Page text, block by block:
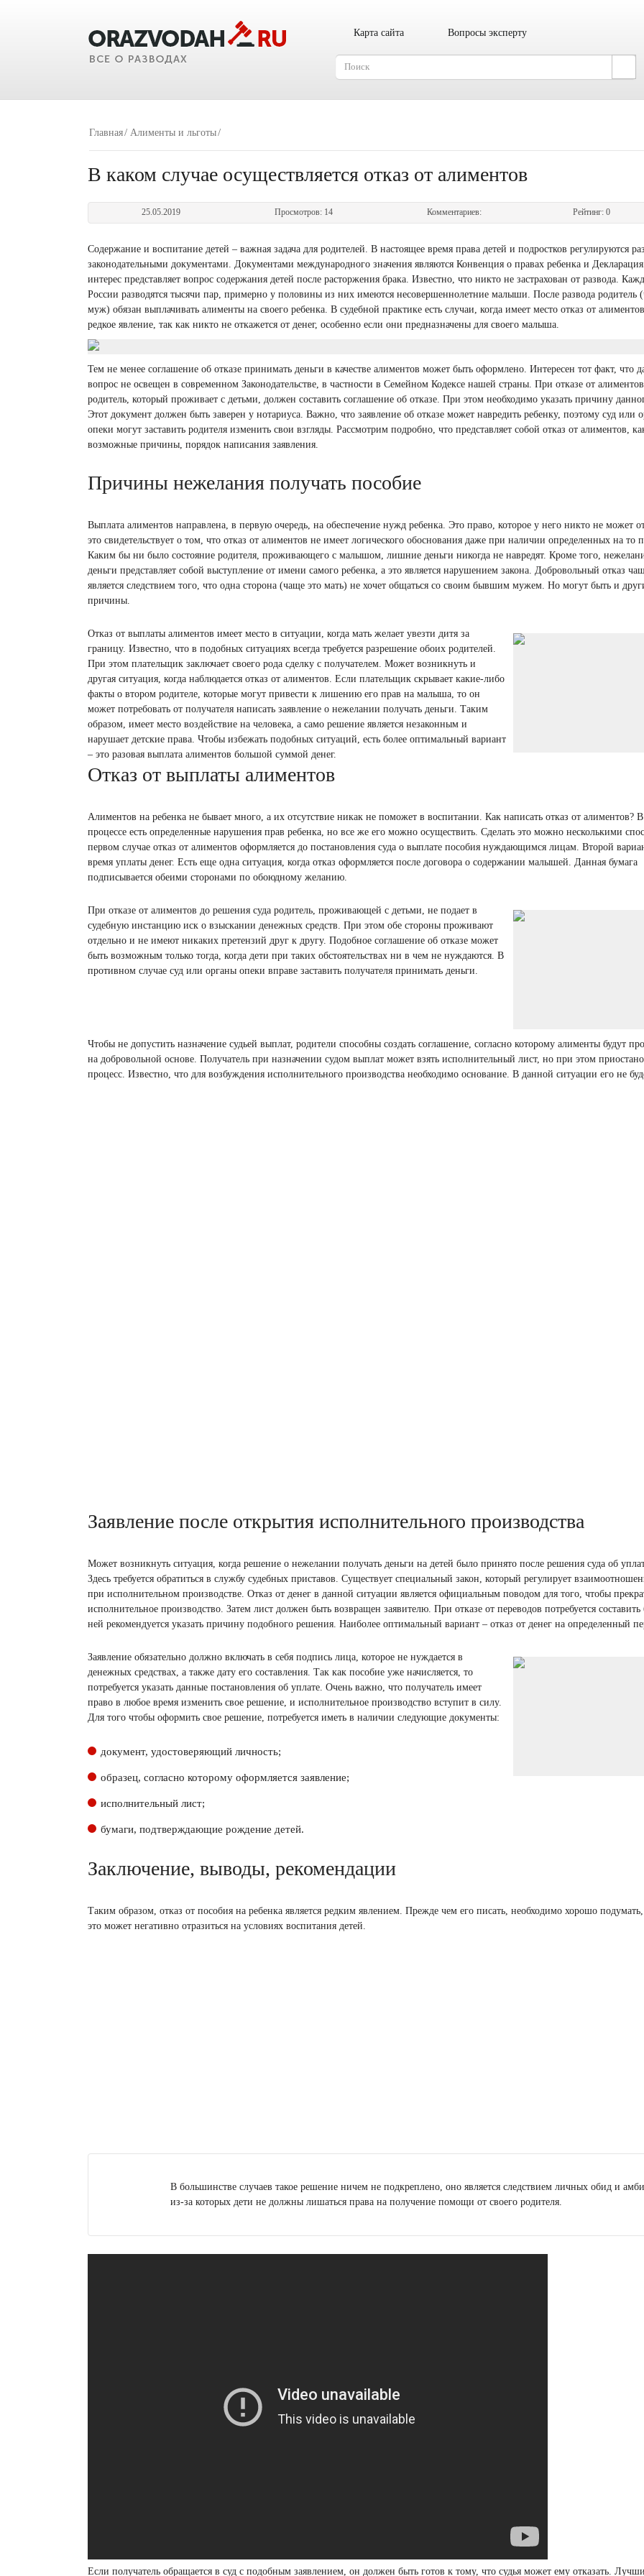
Карта сайта Вопросы эксперту
Главная Алименты и льготы
В каком случае осуществляется отказ от алиментов
25.05.2019 Просмотров: 14 Комментариев: Рейтинг: 0
Содержание и воспитание детей – важная задача для родителей. В настоящее время права детей и подростков регулируются
законодательными документами. Документами международного значения являются Конвенция о правах ребенка и
интерес представляет вопрос содержания детей после расторжения брака. Известно, что никто не застрахован от развода.
России разводятся тысячи пар, примерно у половины из них имеются несовершеннолетние малыши. После развода родитель
муж) обязан выплачивать алименты на своего ребенка. В судебной практике есть случаи, когда имеет место отказ от
редкое явление, так как никто не откажется от денег, особенно если они предназначены для своего малыша.
Тем не менее соглашение об отказе принимать деньги в качестве алиментов может быть оформлено. Интересен тот факт, что
вопрос не освещен в современном Законодательстве, в частности в Семейном Кодексе нашей страны. При отказе от
родитель, который проживает с детьми, должен составить соглашение об отказе. При этом необходимо указать причину
Этот документ должен быть заверен у нотариуса. Важно, что заявление об отказе может навредить ребенку, поэтому суд или
опеки могут заставить родителя изменить свои взгляды. Рассмотрим подробно, что представляет собой отказ от алиментов,
возможные причины, порядок написания заявления.
Причины нежелания получать пособие
Выплата алиментов направлена, в первую очередь, на обеспечение нужд ребенка. Это право, которое у него никто не может
это свидетельствует о том, что отказ от алиментов не имеет логического обоснования даже при наличии определенных на то
Каким бы ни было состояние родителя, проживающего с малышом, лишние деньги никогда не навредят. Кроме того,
деньги представляет собой выступление от имени самого ребенка, а это является нарушением закона. Добровольный отказ
является следствием того, что одна сторона (чаще это мать) не хочет общаться со своим бывшим мужем. Но могут быть и
причины.
Отказ от выплаты алиментов имеет место в ситуации, когда мать желает увезти дитя за
границу. Известно, что в подобных ситуациях всегда требуется разрешение обоих родителей.
При этом плательщик заключает своего рода сделку с получателем. Может возникнуть и
другая ситуация, когда наблюдается отказ от алиментов. Если плательщик скрывает какие-либо
факты о втором родителе, которые могут привести к лишению его прав на малыша, то он
может потребовать от получателя написать заявление о нежелании получать деньги. Таким
образом, имеет место воздействие на человека, а само решение является незаконным и
нарушает детские права. Чтобы избежать подобных ситуаций, есть более оптимальный вариант
– это разовая выплата алиментов большой суммой денег.
Отказ от выплаты алиментов
Алиментов на ребенка не бывает много, а их отсутствие никак не поможет в воспитании. Как написать отказ от алиментов?
процессе есть определенные нарушения прав ребенка, но все же его можно осуществить. Сделать это можно несколькими
первом случае отказ от алиментов оформляется до постановления суда о выплате пособия нуждающимся лицам. Второй
время уплаты денег. Есть еще одна ситуация, когда отказ оформляется после договора о содержании малышей. Данная бумага
подписывается обеими сторонами по обоюдному желанию.
При отказе от алиментов до решения суда родитель, проживающей с детьми, не подает в
судебную инстанцию иск о взыскании денежных средств. При этом обе стороны проживают
отдельно и не имеют никаких претензий друг к другу. Подобное соглашение об отказе может
быть возможным только тогда, когда дети при таких обстоятельствах ни в чем не нуждаются. В
противном случае суд или органы опеки вправе заставить получателя принимать деньги.
Чтобы не допустить назначение судьей выплат, родители способны создать соглашение, согласно которому алименты будут
на добровольной основе. Получатель при назначении судом выплат может взять исполнительный лист, но при этом
процесс. Известно, что для возбуждения исполнительного производства необходимо основание. В данной ситуации его не
Заявление после открытия исполнительного производства
Может возникнуть ситуация, когда решение о нежелании получать деньги на детей было принято после решения суда об
Здесь требуется обратиться в службу судебных приставов. Существует специальный закон, который регулирует
при исполнительном производстве. Отказ от денег в данной ситуации является официальным поводом для того, чтобы
исполнительное производство. Затем лист должен быть возвращен заявителю. При отказе от переводов потребуется
ней рекомендуется указать причину подобного решения. Наиболее оптимальный вариант – отказ от денег на определенный
Заявление обязательно должно включать в себя подпись лица, которое не нуждается в
денежных средствах, а также дату его составления. Так как пособие уже начисляется, то
потребуется указать данные постановления об уплате. Очень важно, что получатель имеет
право в любое время изменить свое решение, и исполнительное производство вступит в силу.
Для того чтобы оформить свое решение, потребуется иметь в наличии следующие документы:
документ, удостоверяющий личность;
образец, согласно которому оформляется заявление;
исполнительный лист;
бумаги, подтверждающие рождение детей.
Заключение, выводы, рекомендации
Таким образом, отказ от пособия на ребенка является редким явлением. Прежде чем его писать, необходимо хорошо
это может негативно отразиться на условиях воспитания детей.
В большинстве случаев такое решение ничем не подкреплено, оно является следствием личных обид и
из-за которых дети не должны лишаться права на получение помощи от своего родителя.
Если получатель обращается в суд с подобным заявлением, он должен быть готов к тому, что судья может ему отказать.